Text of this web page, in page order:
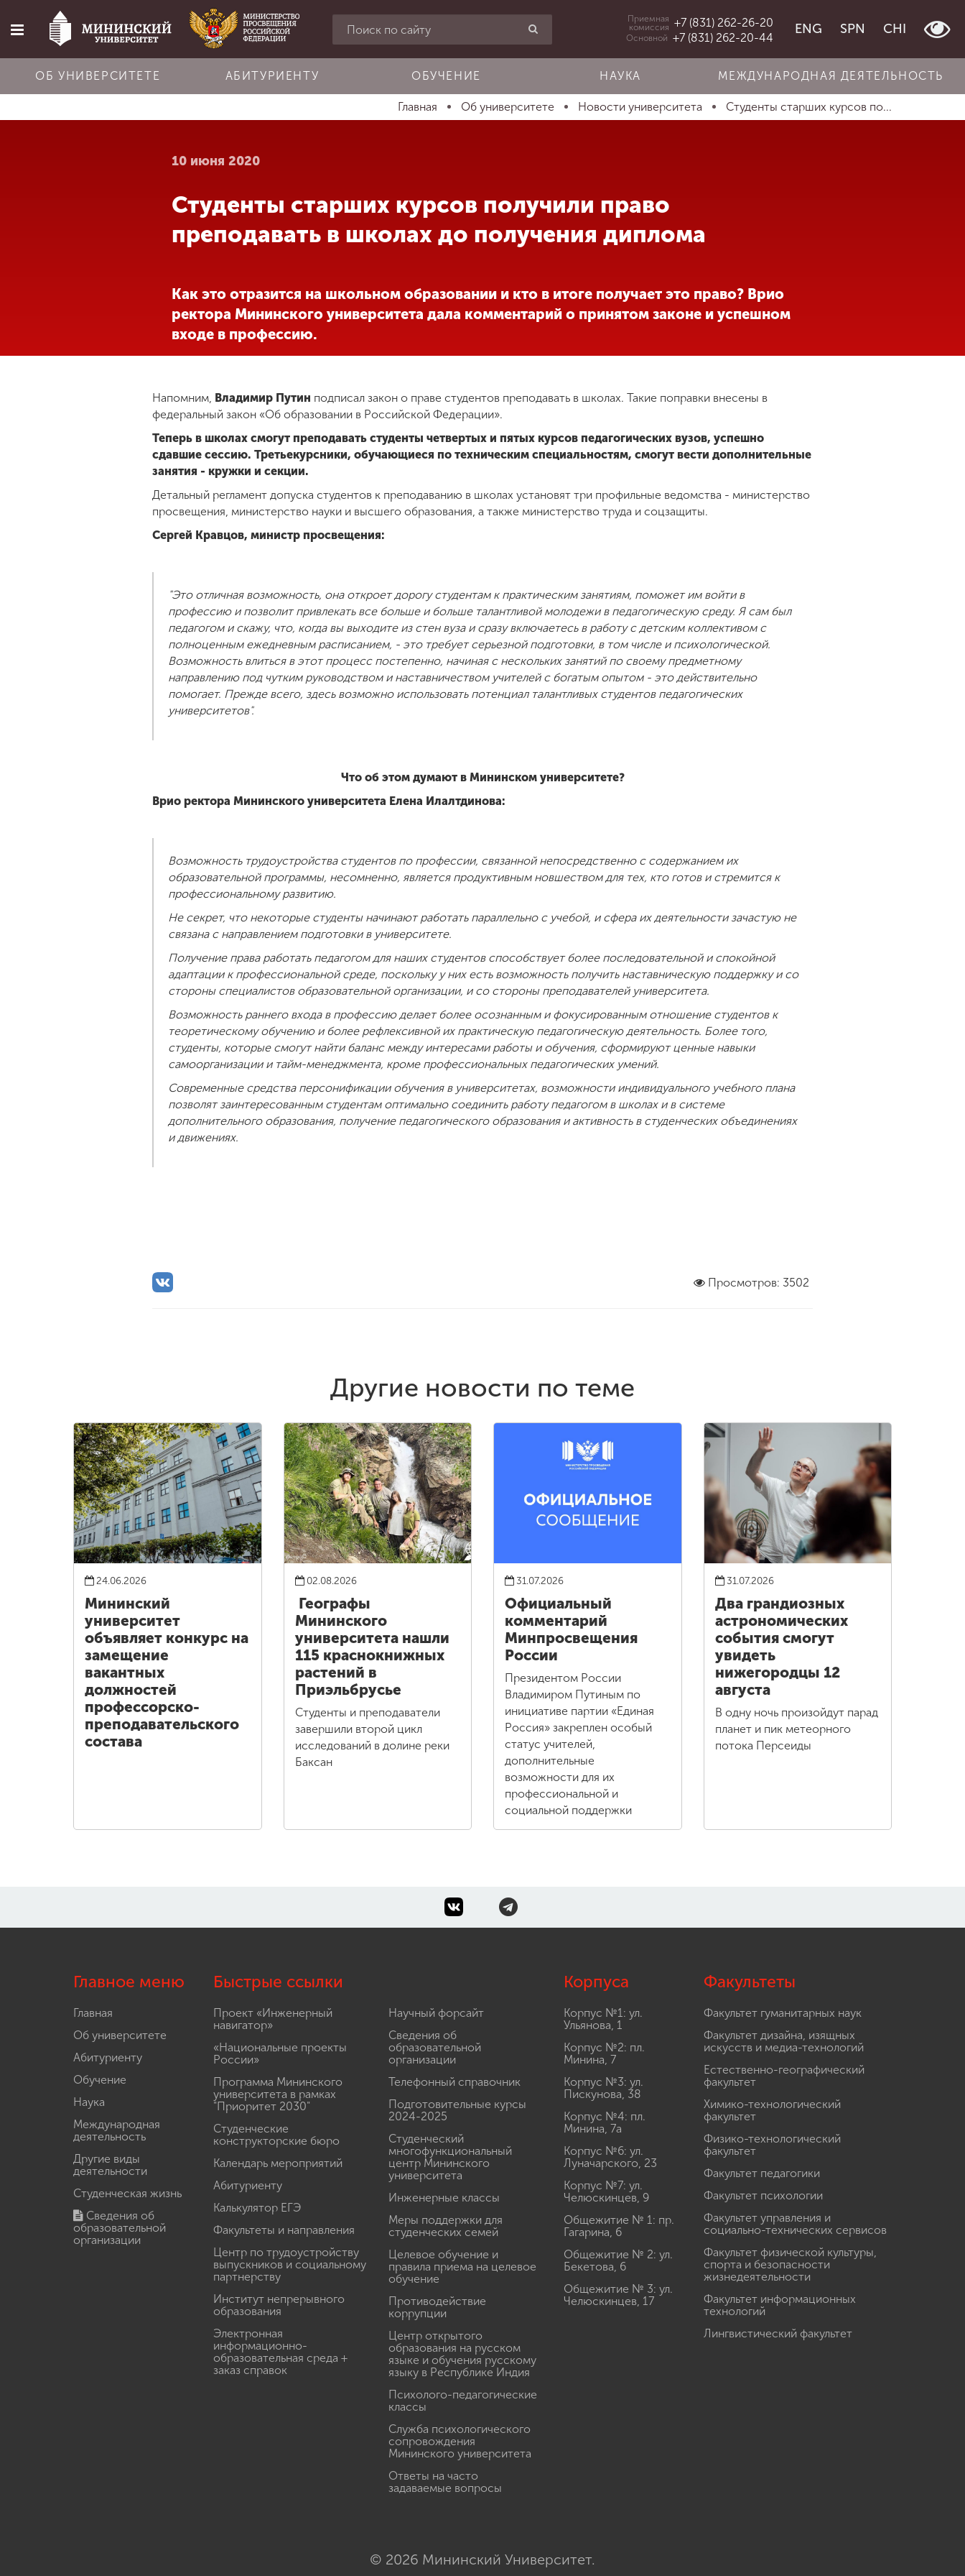
Главная
Приемная
комиссия +7 (831) 262-26-20
Основной +7 (831) 262-20-44
ENG SPN CHI
ОБ УНИВЕРСИТЕТЕ АБИТУРИЕНТУ ОБУЧЕНИЕ НАУКА МЕЖДУНАРОДНАЯ ДЕЯТЕЛЬНОСТЬ
Главная Об университете Новости университета Студенты старших курсов по...
10 июня 2020
Студенты старших курсов получили право
преподавать в школах до получения диплома
Как это отразится на школьном образовании и кто в итоге получает это право? Врио
ректора Мининского университета дала комментарий о принятом законе и успешном
входе в профессию.
Напомним, Владимир Путин подписал закон о праве студентов преподавать в школах. Такие поправки внесены в
федеральный закон «Об образовании в Российской Федерации».
Теперь в школах смогут преподавать студенты четвертых и пятых курсов педагогических вузов, успешно
сдавшие сессию. Третьекурсники, обучающиеся по техническим специальностям, смогут вести дополнительные
занятия - кружки и секции.
Детальный регламент допуска студентов к преподаванию в школах установят три профильные ведомства - министерство
просвещения, министерство науки и высшего образования, а также министерство труда и соцзащиты.
Сергей Кравцов, министр просвещения:
"Это отличная возможность, она откроет дорогу студентам к практическим занятиям, поможет им войти в
профессию и позволит привлекать все больше и больше талантливой молодежи в педагогическую среду. Я сам был
педагогом и скажу, что, когда вы выходите из стен вуза и сразу включаетесь в работу с детским коллективом с
полноценным ежедневным расписанием, - это требует серьезной подготовки, в том числе и психологической.
Возможность влиться в этот процесс постепенно, начиная с нескольких занятий по своему предметному
направлению под чутким руководством и наставничеством учителей с богатым опытом - это действительно
помогает. Прежде всего, здесь возможно использовать потенциал талантливых студентов педагогических
университетов".
Что об этом думают в Мининском университете?
Врио ректора Мининского университета Елена Илалтдинова:
Возможность трудоустройства студентов по профессии, связанной непосредственно с содержанием их
образовательной программы, несомненно, является продуктивным новшеством для тех, кто готов и стремится к
профессиональному развитию.
Не секрет, что некоторые студенты начинают работать параллельно с учебой, и сфера их деятельности зачастую не
связана с направлением подготовки в университете.
Получение права работать педагогом для наших студентов способствует более последовательной и спокойной
адаптации к профессиональной среде, поскольку у них есть возможность получить наставническую поддержку и со
стороны специалистов образовательной организации, и со стороны преподавателей университета.
Возможность раннего входа в профессию делает более осознанным и фокусированным отношение студентов к
теоретическому обучению и более рефлексивной их практическую педагогическую деятельность. Более того,
студенты, которые смогут найти баланс между интересами работы и обучения, сформируют ценные навыки
самоорганизации и тайм-менеджмента, кроме профессиональных педагогических умений.
Современные средства персонификации обучения в университетах, возможности индивидуального учебного плана
позволят заинтересованным студентам оптимально соединить работу педагогом в школах и в системе
дополнительного образования, получение педагогического образования и активность в студенческих объединениях
и движениях.
Просмотров: 3502
Другие новости по теме
24.06.2026
Мининский
университет
объявляет конкурс на
замещение
вакантных
должностей
профессорско-
преподавательского
состава
02.08.2026
Географы
Мининского
университета нашли
115 краснокнижных
растений в
Приэльбрусье
Студенты и преподаватели
завершили второй цикл
исследований в долине реки
Баксан
31.07.2026
Официальный
комментарий
Минпросвещения
России
Президентом России
Владимиром Путиным по
инициативе партии «Единая
Россия» закреплен особый
статус учителей,
дополнительные
возможности для их
профессиональной и
социальной поддержки
31.07.2026
Два грандиозных
астрономических
события смогут
увидеть
нижегородцы 12
августа
В одну ночь произойдут парад
планет и пик метеорного
потока Персеиды
Главное меню
Главная
Об университете
Абитуриенту
Обучение
Наука
Международная
деятельность
Другие виды
деятельности
Студенческая жизнь
Сведения об
образовательной
организации
Быстрые ссылки
Проект «Инженерный
навигатор»
«Национальные проекты
России»
Программа Мининского
университета в рамках
"Приоритет 2030"
Студенческие
конструкторские бюро
Календарь мероприятий
Абитуриенту
Калькулятор ЕГЭ
Факультеты и направления
Центр по трудоустройству
выпускников и социальному
партнерству
Институт непрерывного
образования
Электронная
информационно-
образовательная среда +
заказ справок
Научный форсайт
Сведения об
образовательной
организации
Телефонный справочник
Подготовительные курсы
2024-2025
Студенческий
многофункциональный
центр Мининского
университета
Инженерные классы
Меры поддержки для
студенческих семей
Целевое обучение и
правила приема на целевое
обучение
Противодействие
коррупции
Центр открытого
образования на русском
языке и обучения русскому
языку в Республике Индия
Психолого-педагогические
классы
Служба психологического
сопровождения
Мининского университета
Ответы на часто
задаваемые вопросы
Корпуса
Корпус №1: ул.
Ульянова, 1
Корпус №2: пл.
Минина, 7
Корпус №3: ул.
Пискунова, 38
Корпус №4: пл.
Минина, 7а
Корпус №6: ул.
Луначарского, 23
Корпус №7: ул.
Челюскинцев, 9
Общежитие № 1: пр.
Гагарина, 6
Общежитие № 2: ул.
Бекетова, 6
Общежитие № 3: ул.
Челюскинцев, 17
Факультеты
Факультет гуманитарных наук
Факультет дизайна, изящных
искусств и медиа-технологий
Естественно-географический
факультет
Химико-технологический
факультет
Физико-технологический
факультет
Факультет педагогики
Факультет психологии
Факультет управления и
социально-технических сервисов
Факультет физической культуры,
спорта и безопасности
жизнедеятельности
Факультет информационных
технологий
Лингвистический факультет
© 2026 Мининский Университет.